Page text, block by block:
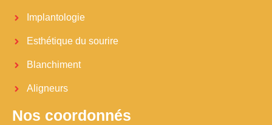
Implantologie
Esthétique du sourire
Blanchiment
Aligneurs
Nos coordonnés